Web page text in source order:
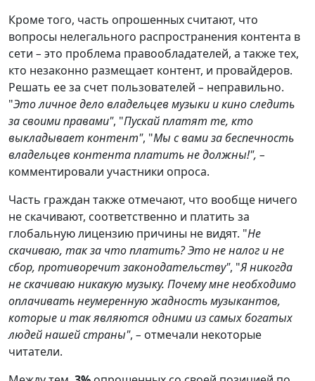
Кроме того, часть опрошенных считают, что
вопросы нелегального распространения контента в
сети – это проблема правообладателей, а также тех,
кто незаконно размещает контент, и провайдеров.
Решать ее за счет пользователей – неправильно.
"Это личное дело владельцев музыки и кино следить
за своими правами", "Пускай платят те, кто
выкладывает контент", "Мы с вами за беспечность
владельцев контента платить не должны!", –
комментировали участники опроса.
Часть граждан также отмечают, что вообще ничего
не скачивают, соответственно и платить за
глобальную лицензию причины не видят. "Не
скачиваю, так за что платить? Это не налог и не
сбор, противоречит законодательству", "Я никогда
не скачиваю никакую музыку. Почему мне необходимо
оплачивать неумеренную жадность музыкантов,
которые и так являются одними из самых богатых
людей нашей страны", – отмечали некоторые
читатели.